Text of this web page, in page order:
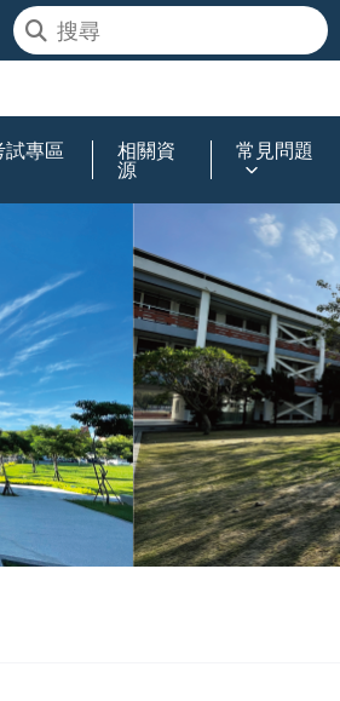
專區 相關資
源
常見問題